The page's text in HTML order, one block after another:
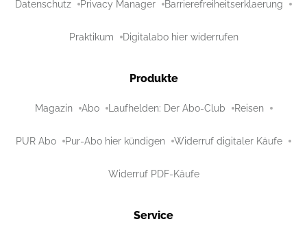
Datenschutz Privacy Manager Barrierefreiheitserklaerung
Praktikum Digitalabo hier widerrufen
Produkte
Magazin Abo Laufhelden: Der Abo-Club Reisen
PUR Abo Pur-Abo hier kündigen Widerruf digitaler Käufe
Widerruf PDF-Käufe
Service